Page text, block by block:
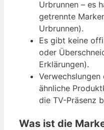
Urbrunnen – es
getrennte
Urbrunnen).
Es gibt keine
oder
Erklärungen).
ähnliche
die TV-Präsenz
Was ist die